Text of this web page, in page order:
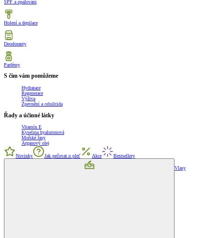
SPF a opalování
Holení a depilace
Deodoranty
Parfémy
S čím vám pomůžeme
Hydratace
Regenerace
Výživa
Zpevnění a celulitida
Řady a účinné látky
Vitamín E
Kyselina hyaluronová
Mořské řasy
Arganový olej
Novinky Jak pečovat o pleť Akce Bestsellery
Vlasy